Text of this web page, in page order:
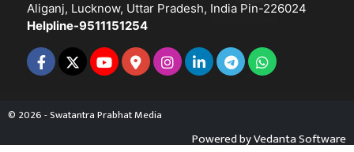
Aliganj, Lucknow, Uttar Pradesh, India Pin-226024
Helpline-9511151254
© 2026 - Swatantra Prabhat Media
Powered byVedanta Software